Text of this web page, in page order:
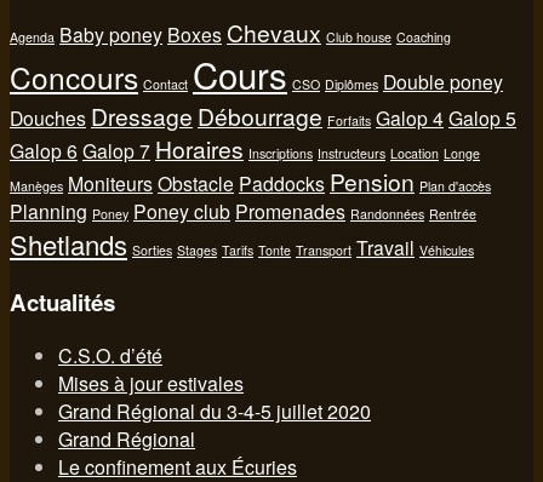
Agenda Baby poney Boxes Chevaux Club house Coaching
Concours Contact Cours CSO Diplômes Double poney
Douches Dressage Débourrage Forfaits Galop 4Galop 5
Galop 6 Galop 7 Horaires Inscriptions Instructeurs Location Longe
Manèges MoniteursObstacle Paddocks Pension Plan d'accès
Planning Poney Poney club Promenades Randonnées Rentrée
Shetlands Sorties Stages Tarifs Tonte Transport Travail Véhicules
Actualités
C.S.O. d’été
Mises à jour estivales
Grand Régional du 3-4-5 juillet 2020
Grand Régional
Le confinement aux Écuries